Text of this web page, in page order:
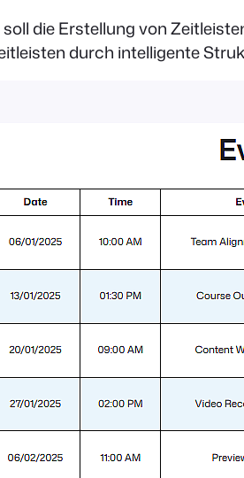
die Erstellung von
durch intelligente